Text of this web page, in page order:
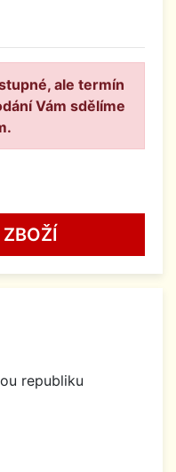
ale termín
Vám sdělíme
ZBOŽÍ
republiku